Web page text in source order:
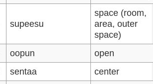
supeesu
space (room,
area, outer
space)
oopun
open
sentaa center